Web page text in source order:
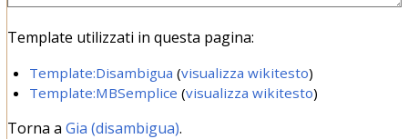
Template utilizzati in questa pagina:
Template:Disambigua (visualizza wikitesto)
Template:MBSemplice (visualizza wikitesto)
Torna a Gia (disambigua).